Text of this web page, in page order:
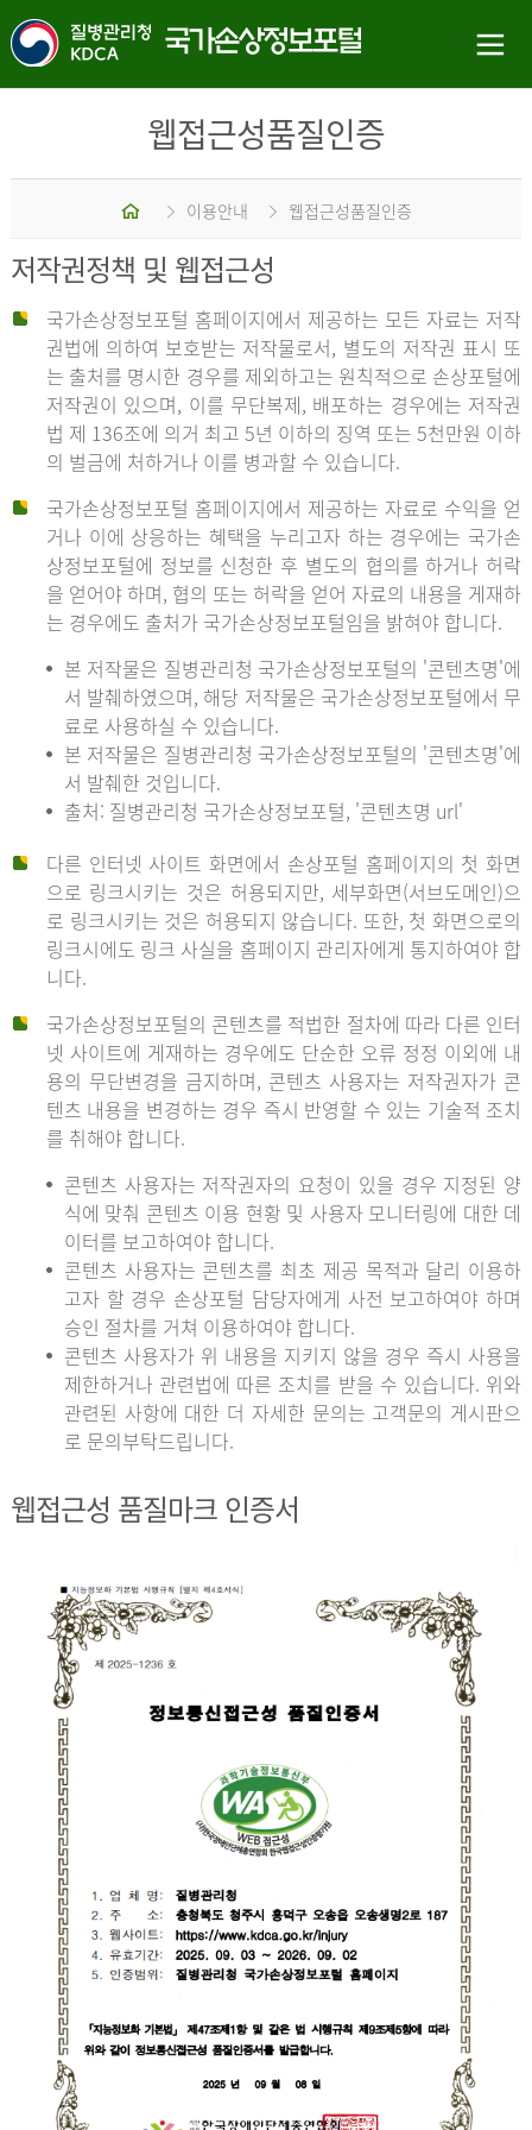
웹접근성품질인증
홈 이용안내 웹접근성품질인증
저작권정책 및 웹접근성
국가손상정보포털 홈페이지에서 제공하는 모든 자료는 저작
권법에 의하여 보호받는 저작물로서, 별도의 저작권 표시 또
는 출처를 명시한 경우를 제외하고는 원칙적으로 손상포털에
저작권이 있으며, 이를 무단복제, 배포하는 경우에는 저작권
법 제 136조에 의거 최고 5년 이하의 징역 또는 5천만원 이하
의 벌금에 처하거나 이를 병과할 수 있습니다.
국가손상정보포털 홈페이지에서 제공하는 자료로 수익을 얻
거나 이에 상응하는 혜택을 누리고자 하는 경우에는 국가손
상정보포털에 정보를 신청한 후 별도의 협의를 하거나 허락
을 얻어야 하며, 협의 또는 허락을 얻어 자료의 내용을 게재하
는 경우에도 출처가 국가손상정보포털임을 밝혀야 합니다.
본 저작물은 질병관리청 국가손상정보포털의 '콘텐츠명'에
서 발췌하였으며, 해당 저작물은 국가손상정보포털에서 무
료로 사용하실 수 있습니다.
본 저작물은 질병관리청 국가손상정보포털의 '콘텐츠명'에
서 발췌한 것입니다.
출처: 질병관리청 국가손상정보포털, '콘텐츠명 url'
다른 인터넷 사이트 화면에서 손상포털 홈페이지의 첫 화면
으로 링크시키는 것은 허용되지만, 세부화면(서브도메인)으
로 링크시키는 것은 허용되지 않습니다. 또한, 첫 화면으로의
링크시에도 링크 사실을 홈페이지 관리자에게 통지하여야 합
니다.
국가손상정보포털의 콘텐츠를 적법한 절차에 따라 다른 인터
넷 사이트에 게재하는 경우에도 단순한 오류 정정 이외에 내
용의 무단변경을 금지하며, 콘텐츠 사용자는 저작권자가 콘
텐츠 내용을 변경하는 경우 즉시 반영할 수 있는 기술적 조치
를 취해야 합니다.
콘텐츠 사용자는 저작권자의 요청이 있을 경우 지정된 양
식에 맞춰 콘텐츠 이용 현황 및 사용자 모니터링에 대한 데
이터를 보고하여야 합니다.
콘텐츠 사용자는 콘텐츠를 최초 제공 목적과 달리 이용하
고자 할 경우 손상포털 담당자에게 사전 보고하여야 하며
승인 절차를 거쳐 이용하여야 합니다.
콘텐츠 사용자가 위 내용을 지키지 않을 경우 즉시 사용을
제한하거나 관련법에 따른 조치를 받을 수 있습니다. 위와
관련된 사항에 대한 더 자세한 문의는 고객문의 게시판으
로 문의부탁드립니다.
웹접근성 품질마크 인증서